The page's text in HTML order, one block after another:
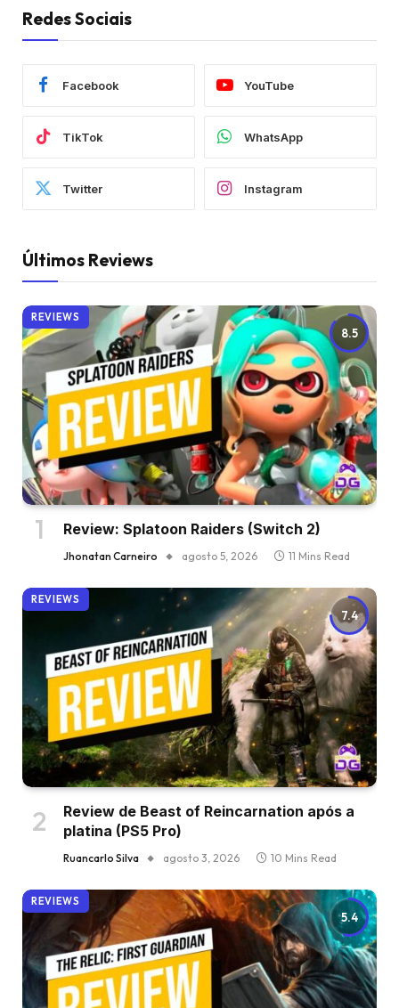
Redes Sociais
Facebook YouTube
TikTok WhatsApp
Twitter Instagram
Últimos Reviews
8.5
REVIEWS
Review: Splatoon Raiders (Switch 2)
Jhonatan Carneiro agosto 5, 2026 11 Mins Read
7.4
REVIEWS
Review de Beast of Reincarnation após a
platina (PS5 Pro)
Ruancarlo Silva agosto 3, 2026 10 Mins Read
5.4
REVIEWS